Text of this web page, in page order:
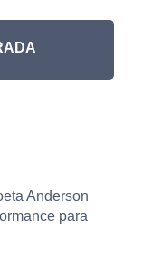
Anderson
para